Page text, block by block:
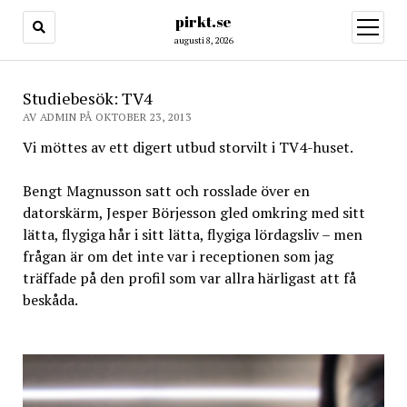
pirkt.se
augusti 8, 2026
öppna
meny
Studiebesök: TV4
AV ADMIN PÅ OKTOBER 23, 2013
Vi möttes av ett digert utbud storvilt i TV4-huset.
Bengt Magnusson satt och rosslade över en
datorskärm, Jesper Börjesson gled omkring med sitt
lätta, flygiga hår i sitt lätta, flygiga lördagsliv – men
frågan är om det inte var i receptionen som jag
träffade på den profil som var allra härligast att få
beskåda.